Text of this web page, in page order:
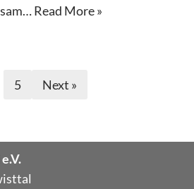
Read More »
5 Next »